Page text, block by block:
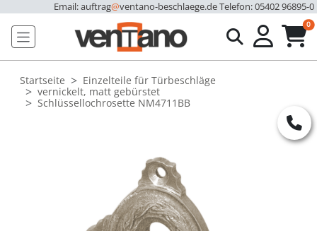
Email: auftrag@ventano-beschlaege.deTelefon: 05402 96895-0
0
Startseite
Einzelteile für Türbeschläge
vernickelt, matt gebürstet
Schlüssellochrosette NM4711BB